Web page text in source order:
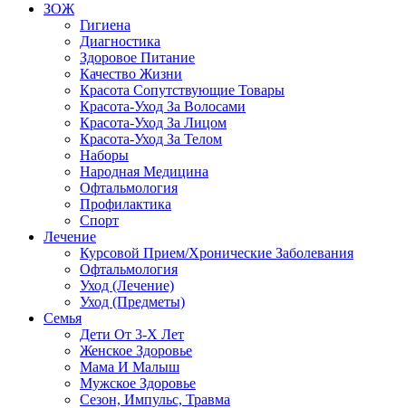
ЗОЖ
Гигиена
Диагностика
Здоровое Питание
Качество Жизни
Красота Сопутствующие Товары
Красота-Уход За Волосами
Красота-Уход За Лицом
Красота-Уход За Телом
Наборы
Народная Медицина
Офтальмология
Профилактика
Спорт
Лечение
Курсовой Прием/Хронические Заболевания
Офтальмология
Уход (Лечение)
Уход (Предметы)
Семья
Дети От 3-Х Лет
Женское Здоровье
Мама И Малыш
Мужское Здоровье
Сезон, Импульс, Травма